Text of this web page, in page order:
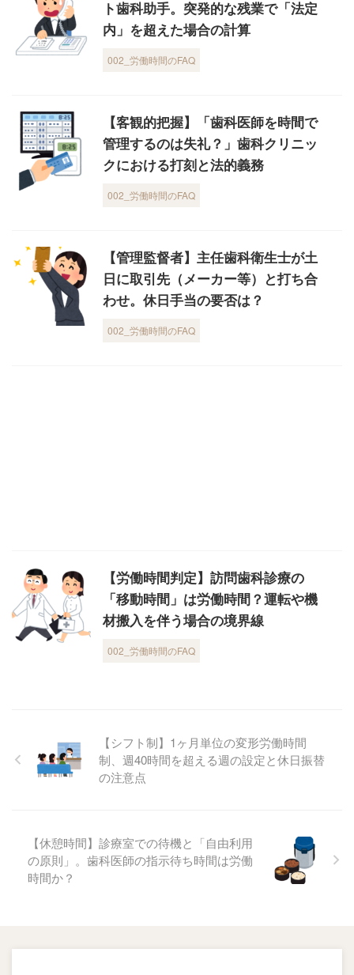
ト歯科助手。突発的な残業で「法定
内」を超えた場合の計算
002_労働時間のFAQ
【客観的把握】「歯科医師を時間で
管理するのは失礼？」歯科クリニッ
クにおける打刻と法的義務
002_労働時間のFAQ
【管理監督者】主任歯科衛生士が土
日に取引先（メーカー等）と打ち合
わせ。休日手当の要否は？
002_労働時間のFAQ
【労働時間判定】訪問歯科診療の
「移動時間」は労働時間？運転や機
材搬入を伴う場合の境界線
002_労働時間のFAQ
【シフト制】1ヶ月単位の変形労働時間
制、週40時間を超える週の設定と休日振替
の注意点
【休憩時間】診療室での待機と「自由利用
の原則」。歯科医師の指示待ち時間は労働
時間か？